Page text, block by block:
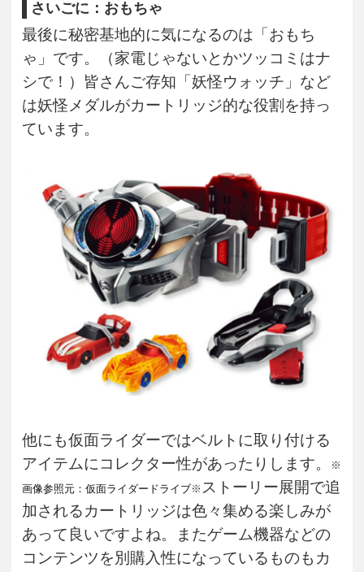
さいごに：おもちゃ
最後に秘密基地的に気になるのは「おもち
ゃ」です。（家電じゃないとかツッコミはナ
シで！）皆さんご存知「妖怪ウォッチ」など
は妖怪メダルがカートリッジ的な役割を持っ
ています。
他にも仮面ライダーではベルトに取り付ける
アイテムにコレクター性があったりします。
※
画像参照元：仮面ライダードライブ※ ストーリー展開で追
加されるカートリッジは色々集める楽しみが
あって良いですよね。またゲーム機器などの
コンテンツを別購入性になっているものもカ